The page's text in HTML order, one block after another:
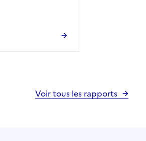
Voir tous les rapports